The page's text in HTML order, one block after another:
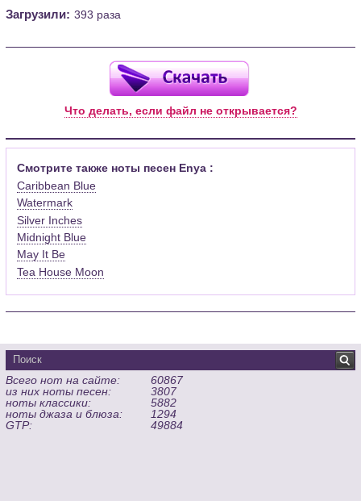
Загрузили: 393 раза
Что делать, если файл не открывается?
Смотрите также ноты песен Enya :
Caribbean Blue
Watermark
Silver Inches
Midnight Blue
May It Be
Tea House Moon
Всего нот на сайте:
60867
из них ноты песен:
3807
ноты классики:
5882
ноты джаза и блюза:
1294
GTP:
49884